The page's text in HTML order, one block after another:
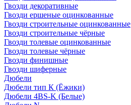
Гвозди декоративные
Гвозди ершеные оцинкованные
Гвозди строительные оцинкованные
Гвозди строительные чёрные
Гвозди толевые оцинкованные
Гвозди толевые чёрные
Гвозди финишные
Гвозди шиферные
Дюбели
Дюбели тип К (Ёжики)
Дюбели 4BS-K (Белые)